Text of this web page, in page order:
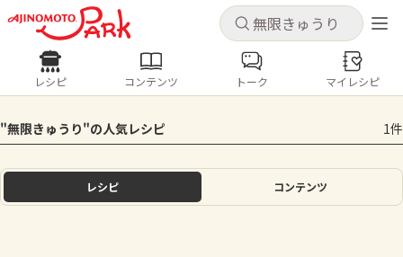
キャンセル
ログインするとレシピを保存できます
ログイン
ホーム
キャンセル
レシピ コンテンツ
人気の食材・レシピ
きゅうり なす トマト
とうもろこし
レシピ コンテンツ トーク マイレシピ
"無限きゅうり"の人気レシピ 1件
レシピ コンテンツ